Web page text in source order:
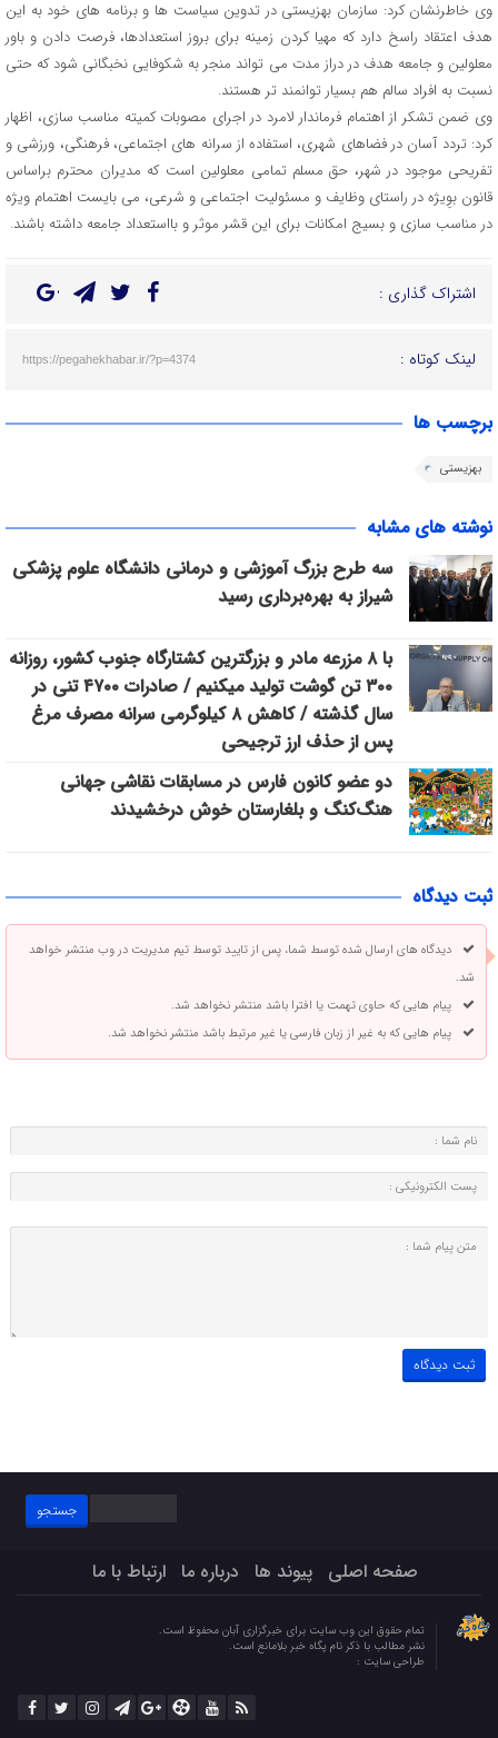
وی خاطرنشان کرد: سازمان بهزیستی در تدوین سیاست ها و برنامه های خود به این
هدف اعتقاد راسخ دارد که مهیا کردن زمینه برای بروز استعدادها، فرصت دادن و باور
معلولین و جامعه هدف در دراز مدت می تواند منجر به شکوفایی نخبگانی شود که حتی
نسبت به افراد سالم هم بسیار توانمند تر هستند.
وی ضمن تشکر از اهتمام فرماندار لامرد در اجرای مصوبات کمیته مناسب سازی، اظهار
کرد: تردد آسان در فضاهای شهری، استفاده از سرانه های اجتماعی، فرهنگی، ورزشی و
تفریحی موجود در شهر، حق مسلم تمامی معلولین است که مدیران محترم براساس
قانون بوِیژه در راستای وظایف و مسئولیت اجتماعی و شرعی، می بایست اهتمام ویژه
در مناسب سازی و بسیج امکانات برای این قشر موثر و بااستعداد جامعه داشته باشند.
اشتراک گذاری :
لینک کوتاه : https://pegahekhabar.ir/?p=4374
برچسب ها
بهزیستی
نوشته های مشابه
سه طرح بزرگ آموزشی و درمانی دانشگاه علوم پزشکی
شیراز به بهره‌برداری رسید
با ۸ مزرعه مادر و بزرگترین کشتارگاه جنوب کشور، روزانه
۳۰۰ تن گوشت تولید میکنیم / صادرات ۴۷۰۰ تنی در
سال گذشته / کاهش ۸ کیلوگرمی سرانه مصرف مرغ
پس از حذف ارز ترجیحی
دو عضو کانون فارس در مسابقات نقاشی جهانی
هنگ‌کنگ و بلغارستان خوش درخشیدند
ثبت دیدگاه
دیدگاه های ارسال شده توسط شما، پس از تایید توسط تیم مدیریت در وب منتشر خواهد
شد.
پیام هایی که حاوی تهمت یا افترا باشد منتشر نخواهد شد.
پیام هایی که به غیر از زبان فارسی یا غیر مرتبط باشد منتشر نخواهد شد.
جستجو
برای:
صفحه اصلی پیوند ها درباره ما ارتباط با ما
تمام حقوق این وب سایت برای خبرگزاری آبان محفوظ است.
نشر مطالب با ذکر نام پگاه خبر بلامانع است.
طراحی سایت :